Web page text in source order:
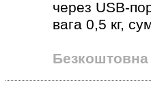
через USB-
вага 0,5 кг,
Безкоштовна